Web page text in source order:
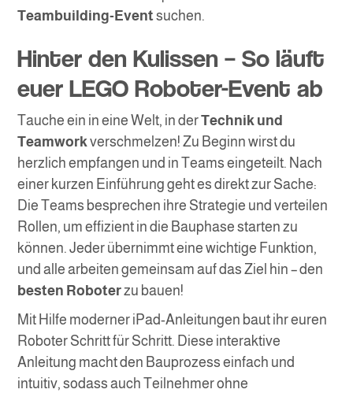
Teambuilding-Eventsuchen.
Hinter den Kulissen – So läuft
euer LEGO Roboter-Event ab
Tauche ein in eine Welt, in derTechnik und
Teamworkverschmelzen! Zu Beginn wirst du
herzlich empfangen und in Teams eingeteilt. Nach
einer kurzen Einführung geht es direkt zur Sache:
Die Teams besprechen ihre Strategie und verteilen
Rollen, um effizient in die Bauphase starten zu
können. Jeder übernimmt eine wichtige Funktion,
und alle arbeiten gemeinsam auf das Ziel hin – den
besten Roboterzu bauen!
Mit Hilfe moderner iPad-Anleitungen baut ihr euren
Roboter Schritt für Schritt. Diese interaktive
Anleitung macht den Bauprozess einfach und
intuitiv, sodass auch Teilnehmer ohne